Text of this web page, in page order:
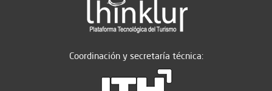
Coordinación y secretaría técnica: